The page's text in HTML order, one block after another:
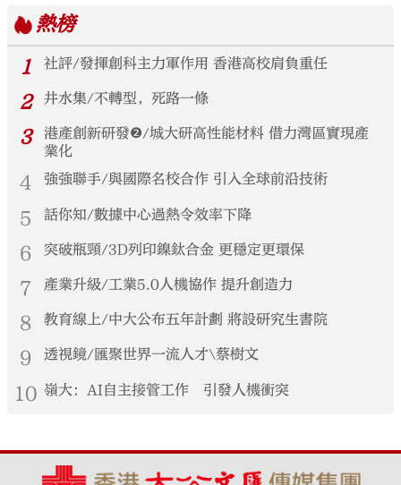
熱榜
1
社評/發揮創科主力軍作用 香港高校肩負重任
2 井水集/不轉型，死路一條
3
港產創新研發❷/城大研高性能材料 借力灣區實現產
業化
4 強強聯手/與國際名校合作 引入全球前沿技術
5 話你知/數據中心過熱令效率下降
6 突破瓶頸/3D列印鎳鈦合金 更穩定更環保
7 產業升級/工業5.0人機協作 提升創造力
8 教育線上/中大公布五年計劃 將設研究生書院
9 透視鏡/匯聚世界一流人才\蔡樹文
10 嶺大：AI自主接管工作 引發人機衝突